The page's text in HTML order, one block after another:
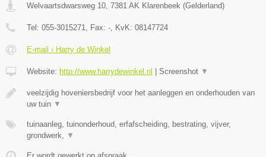
Welvaartsdwarsweg 10 7381 AK Klarenbeek (Gelderland)
Tel: 055-3015271 , Fax: - , KvK: 08147724
E-mail › Harry de Winkel
Website: http://www.harrydewinkel.nl Screenshot ▼
veelzijdig hoveniersbedrijf voor het aanleggen en onderhouden van
uw tuin ▼
tuinaanleg, tuinonderhoud, erfafscheiding, bestrating, vijver,
grondwerk,
▼